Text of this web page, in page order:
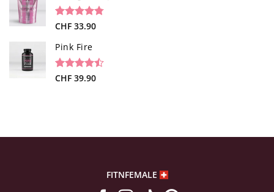
basierend
auf
Kundenbewertungen
Bewertet
von 5,
auf
26
Kundenbewertungen
CHF 33.90
Pink Fire
Bewertet
19
CHF 39.90
FITNFEMALE